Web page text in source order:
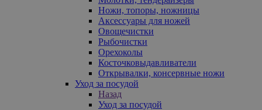
Ножи, топоры, ножницы
Аксессуары для ножей
Овощечистки
Рыбочистки
Орехоколы
Косточковыдавливатели
Открывалки, консервные ножи
Уход за посудой
Назад
Уход за посудой